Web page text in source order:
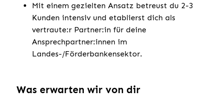
Mit einem gezielten Ansatz betreust du 2-3
Kunden intensiv und etablierst dich als
vertraute:r Partner:in für deine
Ansprechpartner:innen im
Landes-/Förderbankensektor.
Was erwarten wir von dir